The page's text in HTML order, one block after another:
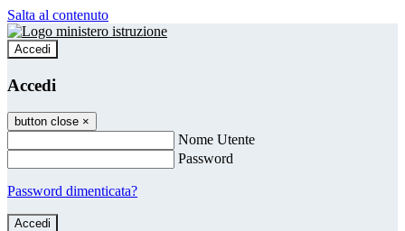
Salta al contenuto
Accedi
Accedi
button close ×
Nome Utente
Password
Password dimenticata?